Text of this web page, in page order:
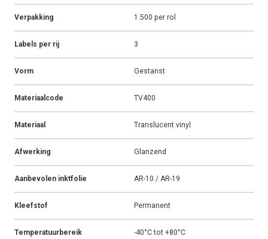
Verpakking 1.500 per rol
Labels per rij 3
Vorm Gestanst
Materiaalcode TV400
Materiaal Translucent vinyl
Afwerking Glanzend
Aanbevolen inktfolie AR-10 / AR-19
Kleefstof Permanent
Temperatuurbereik -40°C tot +80°C